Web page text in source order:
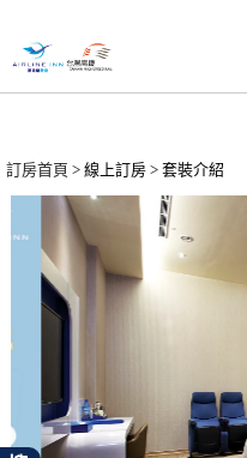
訂房首頁 > 線上訂房 > 套裝介紹